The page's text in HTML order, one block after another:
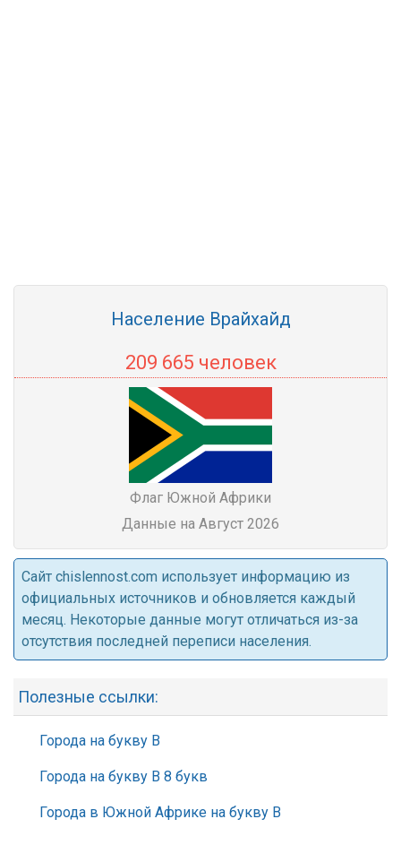
Население Врайхайд
209 665 человек
Флаг Южной Африки
Данные на Август 2026
Cайт chislennost.com использует информацию из
официальных источников и обновляется каждый
месяц. Некоторые данные могут отличаться из-за
отсутствия последней переписи населения.
Полезные ссылки:
Города на букву В
Города на букву В 8 букв
Города в Южной Африке на букву В